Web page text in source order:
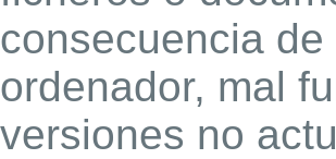
consecuencia
ordenador, mal
versiones no